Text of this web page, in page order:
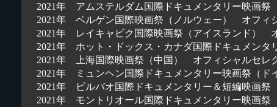
2021年 アムステルダム国際ドキュメンタリー映画
2021年 ベルゲン国際映画祭（ノルウェー） オフィ
2021年 レイキャビク国際映画祭（アイスランド）
2021年 ホット・ドックス・カナダ国際ドキュメン
2021年 上海国際映画祭（中国） オフィシャルセレ
2021年 ミュンヘン国際ドキュメンタリー映画祭（
2021年 ビルバオ国際ドキュメンタリー＆短編映画
2021年 モントリオール国際ドキュメンタリー映画